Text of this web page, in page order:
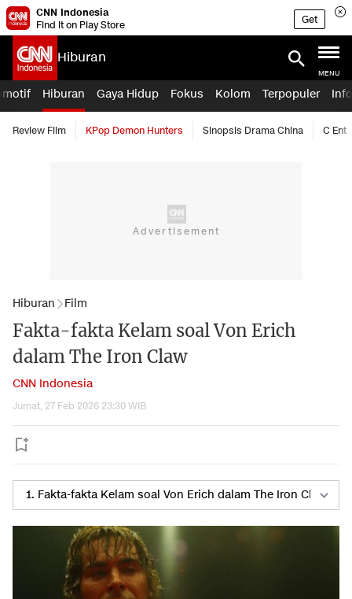
CNN Indonesia
Find it on Play Store
Get
Hiburan
MENU
Hiburan Gaya Hidup Fokus Kolom Terpopuler
Review Film KPop Demon Hunters Sinopsis Drama China C Ent
Hiburan Film
Fakta-fakta Kelam soal Von Erich
dalam The Iron Claw
CNN Indonesia
Jumat, 27 Feb 2026 23:30 WIB